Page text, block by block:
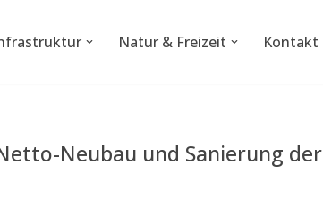
Natur & Freizeit Kontakt
Neubau und Sanierung der